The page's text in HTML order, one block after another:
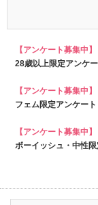
【アンケート募集中】
28歳以上限定アンケ
【アンケート募集中】
フェム限定アンケー
【アンケート募集中】
ボーイッシュ・中性